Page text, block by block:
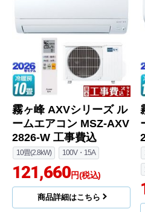
霧ヶ峰 AXVシリーズ ル
ームエアコン MSZ-AXV
2826-W 工事費込
10畳(2.8kW) 100V・15A
121,660円(税込)
商品詳細はこちら